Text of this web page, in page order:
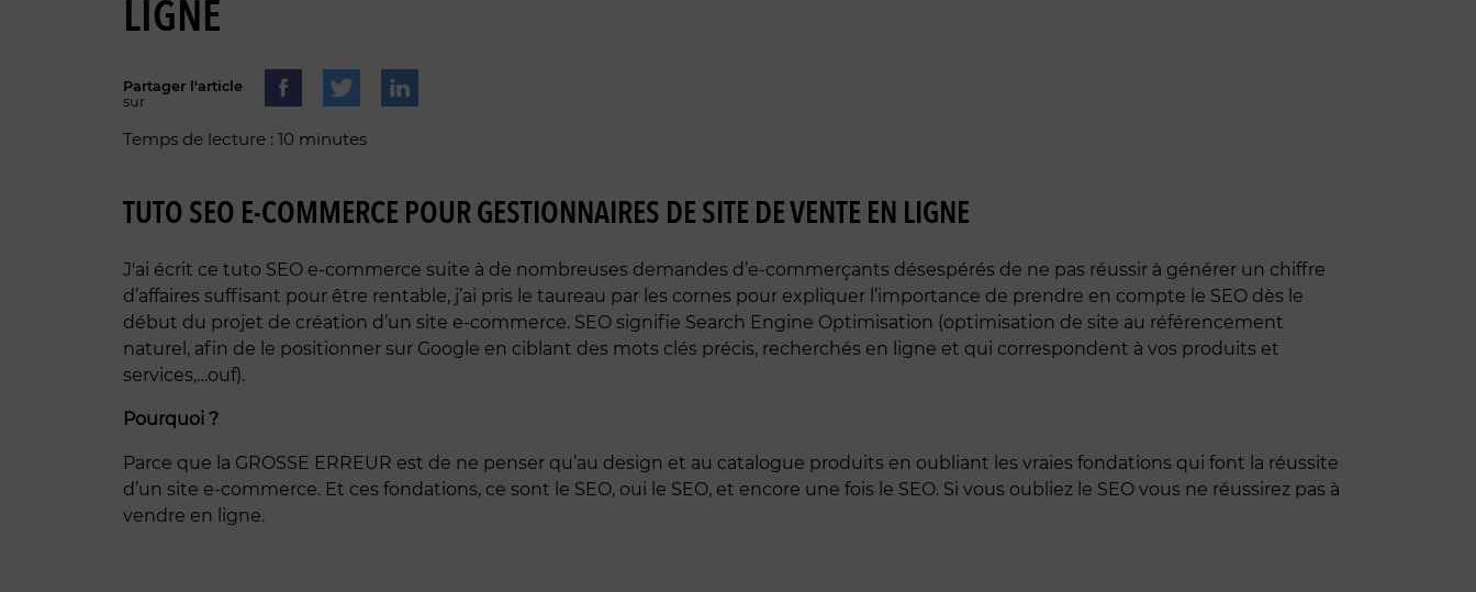
LIGNE
Partager l'article
sur
Temps de lecture : 10 minutes
TUTO SEO E-COMMERCE POUR GESTIONNAIRES DE SITE DE VENTE EN LIGNE
J'ai écrit ce tuto SEO e-commerce suite à de nombreuses demandes d’e-commerçants désespérés de ne pas réussir à générer un chiffre
d’affaires suffisant pour être rentable, j’ai pris le taureau par les cornes pour expliquer l’importance de prendre en compte le SEO dès le
début du projet de création d’un site e-commerce. SEO signifie Search Engine Optimisation (optimisation de site au référencement
naturel, afin de le positionner sur Google en ciblant des mots clés précis, recherchés en ligne et qui correspondent à vos produits et
services,…ouf).
Pourquoi ?
Parce que la GROSSE ERREUR est de ne penser qu’au design et au catalogue produits en oubliant les vraies fondations qui font la réussite
d’un site e-commerce. Et ces fondations, ce sont le SEO, oui le SEO, et encore une fois le SEO. Si vous oubliez le SEO vous ne réussirez pas à
vendre en ligne.